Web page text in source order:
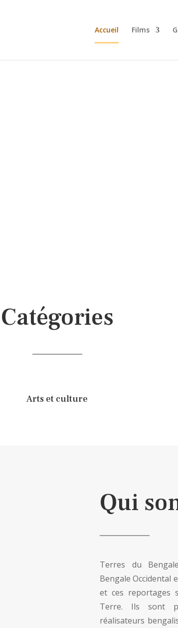
Accueil Films
Catégories
Arts et culture
Qui
Terres du
Bengale Occidental
et ces reportages
Terre. Ils sont
réalisateurs